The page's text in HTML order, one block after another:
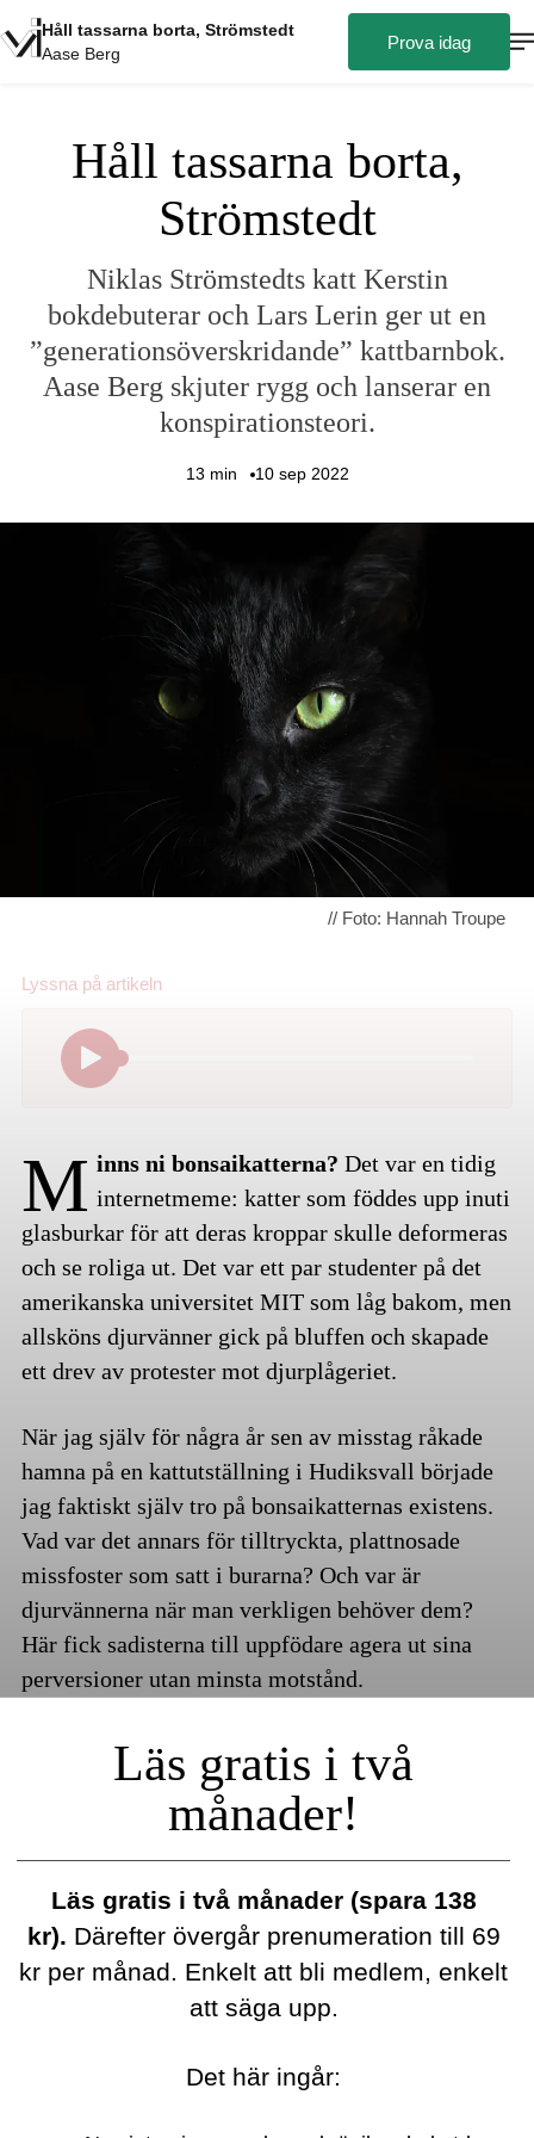
Håll tassarna borta,
Strömstedt
Niklas Strömstedts katt Kerstin
bokdebuterar och Lars Lerin ger ut en
”generationsöverskridande” kattbarnbok.
Aase Berg skjuter rygg och lanserar en
konspirationsteori.
13 min 10 sep 2022
// Foto: Hannah Troupe
Håll tassarna borta, Strömstedt
Aase Berg
Prova idag
Lyssna på artikeln
M inns ni bonsaikatterna? Det var en tidig
internetmeme: katter som föddes upp inuti
glasburkar för att deras kroppar skulle deformeras
och se roliga ut. Det var ett par studenter på det
amerikanska universitet MIT som låg bakom, men
allsköns djurvänner gick på bluffen och skapade
ett drev av protester mot djurplågeriet.
När jag själv för några år sen av misstag råkade
hamna på en kattutställning i Hudiksvall började
jag faktiskt själv tro på bonsaikatternas existens.
Vad var det annars för tilltryckta, plattnosade
missfoster som satt i burarna? Och var är
djurvännerna när man verkligen behöver dem?
Här fick sadisterna till uppfödare agera ut sina
perversioner utan minsta motstånd.
Läs gratis i två
månader!
Läs gratis i två månader (spara 138
kr). Därefter övergår prenumeration till 69
kr per månad. Enkelt att bli medlem, enkelt
att säga upp.
Det här ingår: